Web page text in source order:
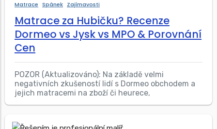
Matrace Spánek Zajímavosti
Matrace za Hubičku? Recenze
Dormeo vs Jysk vs MPO & Porovnání
Cen
POZOR (Aktualizováno): Na základě velmi
negativních zkušeností lidí s Dormeo obchodem a
jejich matracemi na zboží či heurece,